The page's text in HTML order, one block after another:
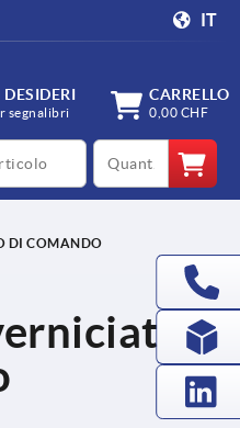
IT
DESIDERI
segnalibri
CARRELLO
0,00 CHF
qty
DI COMANDO